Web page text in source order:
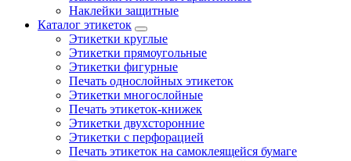
Наклейки защитные
Каталог этикеток
Этикетки круглые
Этикетки прямоугольные
Этикетки фигурные
Печать однослойных этикеток
Этикетки многослойные
Печать этикеток-книжек
Этикетки двухсторонние
Этикетки с перфорацией
Печать этикеток на самоклеящейся бумаге